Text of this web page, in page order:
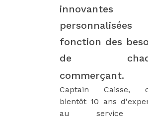
innovantes
personnalisées
fonction des
de
commerçant.
Captain Caisse,
bientôt 10 ans
au service